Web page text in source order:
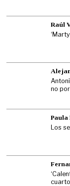
Raúl
no
Paula
Los